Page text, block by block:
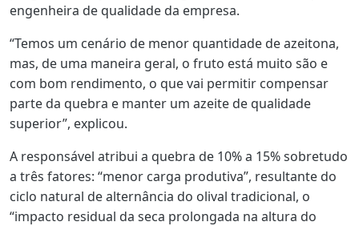
engenheira de qualidade da empresa.
“Temos um cenário de menor quantidade de azeitona,
mas, de uma maneira geral, o fruto está muito são e
com bom rendimento, o que vai permitir compensar
parte da quebra e manter um azeite de qualidade
superior”, explicou.
A responsável atribui a quebra de 10% a 15% sobretudo
a três fatores: “menor carga produtiva”, resultante do
ciclo natural de alternância do olival tradicional, o
“impacto residual da seca prolongada na altura do